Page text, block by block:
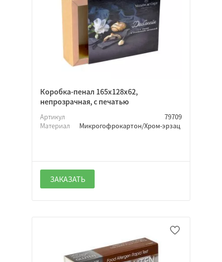
Коробка-пенал 165х128х62,
непрозрачная, с печатью
Артикул
79709
Материал
Микрогофрокартон/Хром-эрзац
ЗАКАЗАТЬ